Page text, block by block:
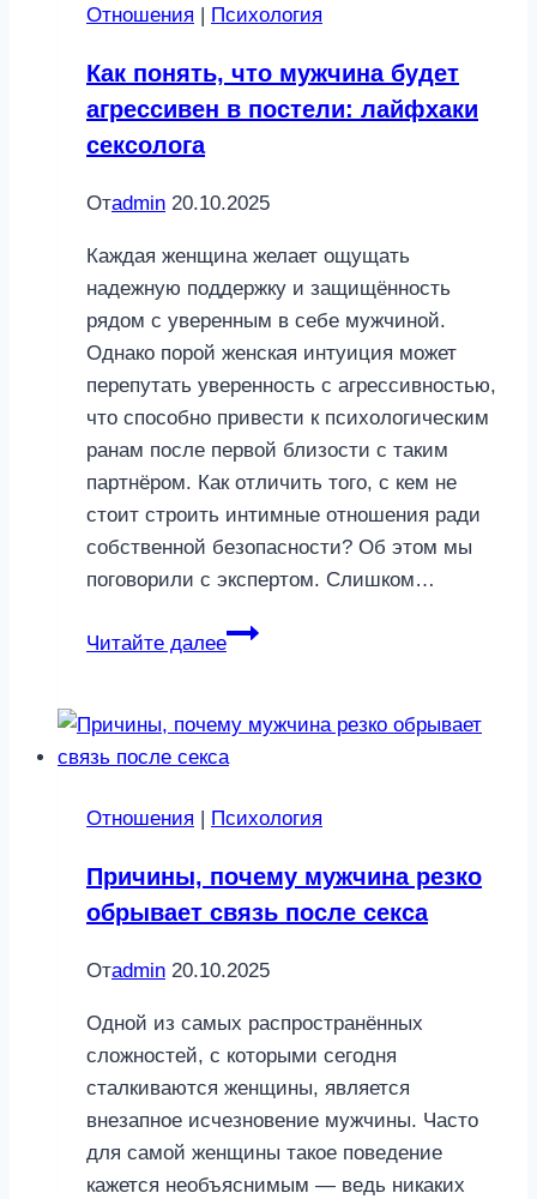
Отношения Психология
Как понять, что мужчина будет
агрессивен в постели: лайфхаки
сексолога
Отadmin 20.10.2025
Каждая женщина желает ощущать
надежную поддержку и защищённость
рядом с уверенным в себе мужчиной.
Однако порой женская интуиция может
перепутать уверенность с агрессивностью,
что способно привести к психологическим
ранам после первой близости с таким
партнёром. Как отличить того, с кем не
стоит строить интимные отношения ради
собственной безопасности? Об этом мы
поговорили с экспертом. Слишком…
Читайте далее
Как
мужчина
будет
в
лайфхаки
сексолога
Отношения Психология
Причины, почему мужчина резко
обрывает связь после секса
Отadmin 20.10.2025
Одной из самых распространённых
сложностей, с которыми сегодня
сталкиваются женщины, является
внезапное исчезновение мужчины. Часто
для самой женщины такое поведение
кажется необъяснимым — ведь никаких